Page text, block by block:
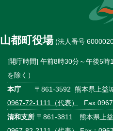
山都町役場(法人番号
[開庁時間] 午前8時30分～午後5
を除く）
本庁 〒861-3592 熊本県上益
0967-72-1111（代表）
清和支所 〒861-3811 熊本県上益